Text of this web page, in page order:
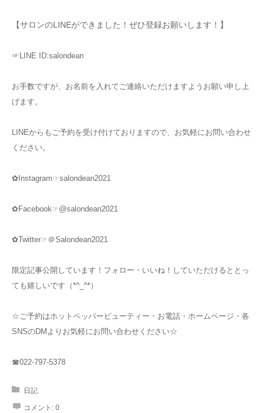
【サロンのLINEができました！ぜひ登録お願いします！】
☞LINE ID:salondean
お手数ですが、お名前を入れてご連絡いただけますようお願い申し上
げます。
LINEからもご予約を受け付けておりますので、お気軽にお問い合わせ
ください。
✿Instagram☞salondean2021
✿Facebook☞@salondean2021
✿Twitter☞＠Salondean2021
限定記事公開しています！フォロー・いいね！していただけるととっ
ても嬉しいです（*^_^*）
☆ご予約はホットペッパービューティー・お電話・ホームページ・各
SNSのDMよりお気軽にお問い合わせください☆
☎022-797-5378
日記
コメント: 0